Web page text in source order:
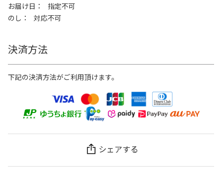
お届け日
指定不可
のし
対応不可
決済方法
下記の決済方法がご利用頂けます。
シェアする